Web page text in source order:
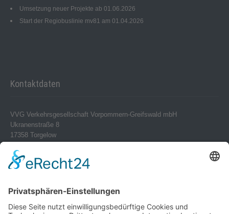
Umsetzung neuer Projekte ab 01.06.2026
Start der Regiobuslinie mv81 am 01.04.2026
Kontaktdaten
VVG Verkehrsgesellschaft Vorpommern-Greifswald mbH
Ukranenstraße 8
17358 Torgelow
Telefax 0 39 76 – 24 02 24
info@vvg-bus.de
Betriebshof Pasewalk
Torgelower Str. 18
17309 Pasewalk